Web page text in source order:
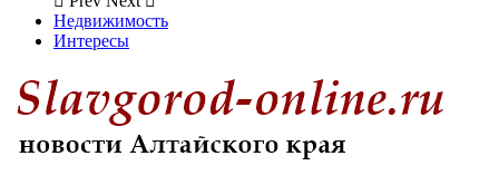
Недвижимость
Интересы